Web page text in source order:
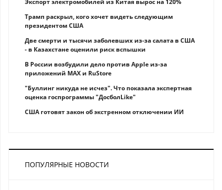
Экспорт электромобилей из Китая вырос на 120%
Трамп раскрыл, кого хочет видеть следующим
президентом США
Две смерти и тысячи заболевших из-за салата в США
- в Казахстане оценили риск вспышки
В России возбудили дело против Apple из-за
приложений MAX и RuStore
"Буллинг никуда не исчез". Что показала экспертная
оценка госпрограммы "ДосболLike"
США готовят закон об экстренном отключении ИИ
ПОПУЛЯРНЫЕ НОВОСТИ